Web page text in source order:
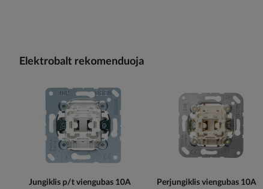
Elektrobalt rekomenduoja
Jungiklis p/t viengubas 10A
Perjungiklis viengubas 10A